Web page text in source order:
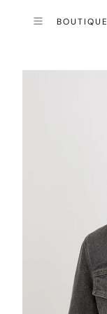
Menu
Fermer (esc)BOUTIQUE